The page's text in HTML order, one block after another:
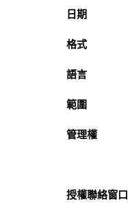
日期
格式
語言
範圍
管理權
授權聯絡窗口